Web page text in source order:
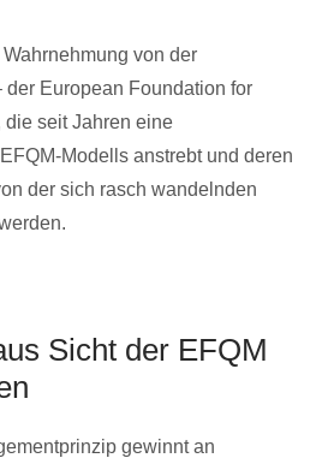
von der
European Foundation for
seit Jahren eine
Modells anstrebt und deren
der sich rasch wandelnden
Sicht der EFQM
gewinnt an